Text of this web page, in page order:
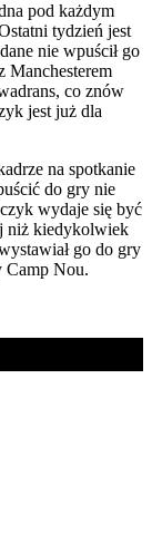
pod każdym
tydzień jest
nie wpuścił go
Manchesterem
co znów
jest już dla
na spotkanie
do gry nie
wydaje się być
niż kiedykolwiek
go do gry
Camp Nou.